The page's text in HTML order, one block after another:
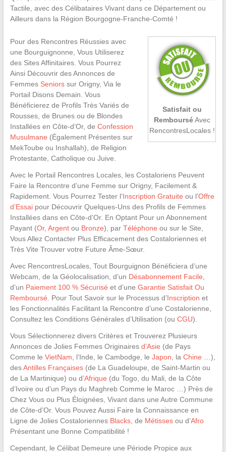
Tactile, avec des Célibataires Vivant dans ce Département ou
Ailleurs dans la Région Bourgogne-Franche-Comté !
Satisfait ou
RembourséAvec
RencontresLocales !
Pour des Rencontres Réussies avec
une Bourguignonne, Vous Utiliserez
des Sites Affinitaires. Vous Pourrez
Ainsi Découvrir des Annonces de
Femmes Seniorssur Origny, Via le
Portail Disons Demain. Vous
Bénéficierez de Profils Très Variés de
Rousses, de Brunes ou de Blondes
Installées en Côte-d’Or, de Confession
Musulmane (Également Présentes sur
MekToube ou Inshallah), de Religion
Protestante, Catholique ou Juive.
Avec le Portail Rencontres Locales, les Costaloriens Peuvent
Faire la Rencontre d’une Femme sur Origny, Facilement &
Rapidement. Vous Pourrez Tester l’Inscription Gratuite ou l’Offre
d’Essaipour Découvrir Quelques-Uns des Profils de Femmes
Installées dans en Côte-d’Or. En Optant Pour un Abonnement
Payant (Or, Argentou Bronze), par Téléphone ou sur le Site,
Vous Allez Contacter Plus Efficacement des Costaloriennes et
Très Vite Trouver votre Future Âme-Sœur.
Avec RencontresLocales, Tout Bourguignon Bénéficiera d’une
Webcam, de la Géolocalisation, d’un Désabonnement Facile
d’un Paiement 100 % Sécurisé et d’une Garantie Satisfait Ou
Remboursé . Pour Tout Savoir sur le Processus d’Inscription et
les Fonctionnalités Facilitant la Rencontre d’une Costalorienne,
Consultez les Conditions Générales d’Utilisation (ou CGU).
Vous Sélectionnerez divers Critères et Trouverez Plusieurs
Annonces de Jolies Femmes Originaires d’Asie (de Pays
Comme le VietNam , l’Inde, le Cambodge, le Japon , la Chine …),
desAntilles Françaises(de La Guadeloupe, de Saint-Martin ou
de La Martinique) ou d’Afrique (du Togo, du Mali, de la Côte
d’Ivoire ou d’un Pays du Maghreb Comme le Maroc …) Près de
Chez Vous ou Plus Éloignées, Vivant dans une Autre Commune
de Côte-d’Or. Vous Pouvez Aussi Faire la Connaissance en
Ligne de Jolies Costaloriennes Blacks, de Métissesou d’Afro
Présentant une Bonne Compatibilité !
Cependant, le Célibat Demeure une Période Propice aux